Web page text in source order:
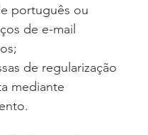
português ou
de e-mail
de regularização
mediante